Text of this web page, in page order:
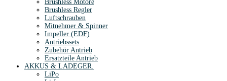
Brushless Motore
Brushless Regler
Luftschrauben
Mitnehmer & Spinner
Impeller (EDF)
Antriebssets
Zubehör Antrieb
Ersatzteile Antrieb
AKKUS & LADEGER.
LiPo